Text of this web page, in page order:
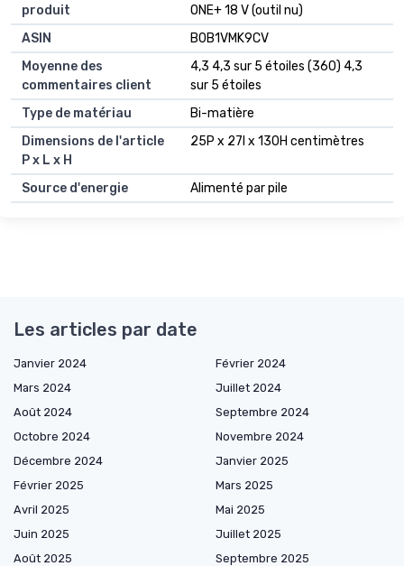
produit
ONE+ 18 V (outil nu)
ASIN
B0B1VMK9CV
Moyenne des
commentaires client
4,3 4,3 sur 5 étoiles (360) 4,3
sur 5 étoiles
Type de matériau
Bi-matière
Dimensions de l'article
P x L x H
25P x 27l x 130H centimètres
Source d'energie Alimenté par pile
Les articles par date
Janvier 2024
Février 2024
Mars 2024
Juillet 2024
Août 2024
Septembre 2024
Octobre 2024
Novembre 2024
Décembre 2024
Janvier 2025
Février 2025
Mars 2025
Avril 2025
Mai 2025
Juin 2025
Juillet 2025
Août 2025
Septembre 2025